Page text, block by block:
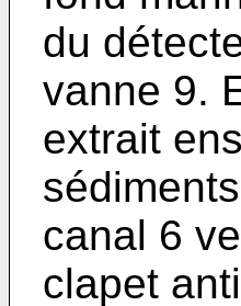
du
vanne 9.
extrait
canal 6
clapet